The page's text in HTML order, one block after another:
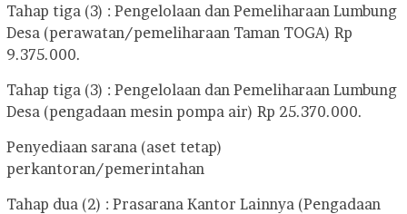
Tahap tiga (3) : Pengelolaan dan Pemeliharaan Lumbung
Desa (perawatan/pemeliharaan Taman TOGA) Rp
9.375.000.
Tahap tiga (3) : Pengelolaan dan Pemeliharaan Lumbung
Desa (pengadaan mesin pompa air) Rp 25.370.000.
Penyediaan sarana (aset tetap)
perkantoran/pemerintahan
Tahap dua (2) : Prasarana Kantor Lainnya (Pengadaan